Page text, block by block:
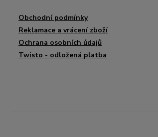
Obchodní podmínky
Reklamace a vrácení zboží
Ochrana osobních údajů
Twisto - odložená platba